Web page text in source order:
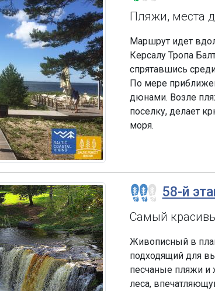
Пляжи, места
Маршрут идет
Керсалу Тропа
спрятавшись
По мере
дюнами. Возле
поселку, делает
моря.
58-й
Самый
Живописный в
подходящий для
песчаные пляжи и
леса,